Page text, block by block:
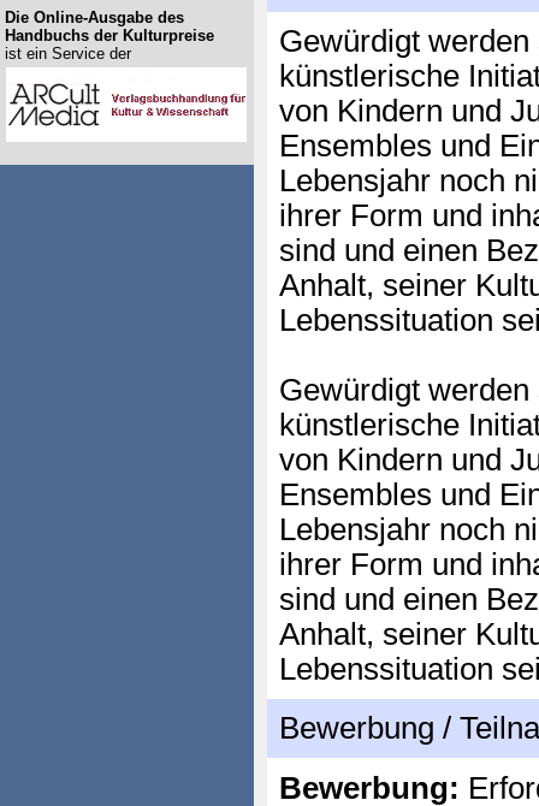
Gewürdigt
künstlerische
von Kindern und
Ensembles und
Lebensjahr noch
ihrer Form und
sind und einen
Anhalt, seiner
Lebenssituation
Gewürdigt
künstlerische
von Kindern und
Ensembles und
Lebensjahr noch
ihrer Form und
sind und einen
Anhalt, seiner
Lebenssituation
Bewerbung /
Bewerbung:
Die Online-Ausgabe des
Handbuchs der Kulturpreise
ist ein Service der